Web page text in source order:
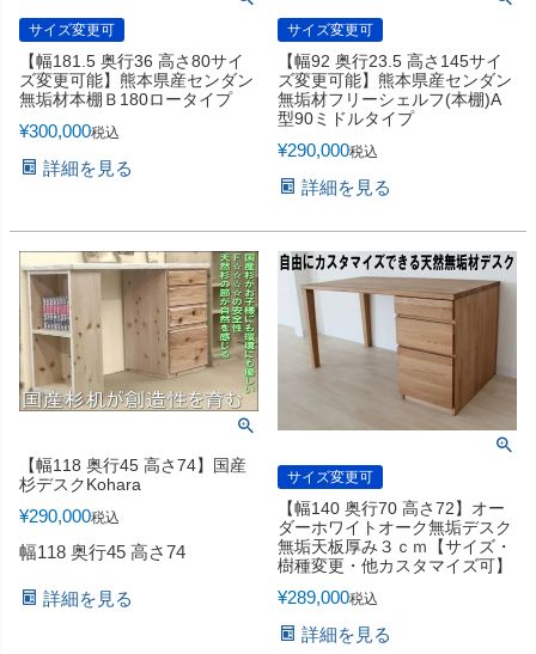
サイズ変更可
【幅181.5 奥行36 高さ80サイ
ズ変更可能】熊本県産センダン
無垢材本棚Ｂ180ロータイプ
¥300,000税込
詳細を見る
サイズ変更可
【幅92 奥行23.5 高さ145サイ
ズ変更可能】熊本県産センダン
無垢材フリーシェルフ(本棚)A
型90ミドルタイプ
¥290,000税込
詳細を見る
【幅118 奥行45 高さ74】国産
杉デスクKohara
¥290,000税込
幅118 奥行45 高さ74
詳細を見る
サイズ変更可
【幅140 奥行70 高さ72】オー
ダーホワイトオーク無垢デスク
無垢天板厚み３ｃｍ【サイズ・
樹種変更・他カスタマイズ可】
¥289,000税込
詳細を見る